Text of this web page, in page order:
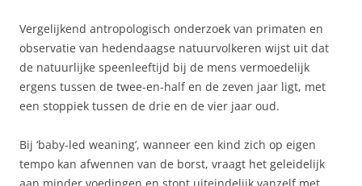
Vergelijkend antropologisch onderzoek van primaten en
observatie van hedendaagse natuurvolkeren wijst uit dat
de natuurlijke speenleeftijd bij de mens vermoedelijk
ergens tussen de twee-en-half en de zeven jaar ligt, met
een stoppiek tussen de drie en de vier jaar oud.
Bij ‘baby-led weaning’, wanneer een kind zich op eigen
tempo kan afwennen van de borst, vraagt het geleidelijk